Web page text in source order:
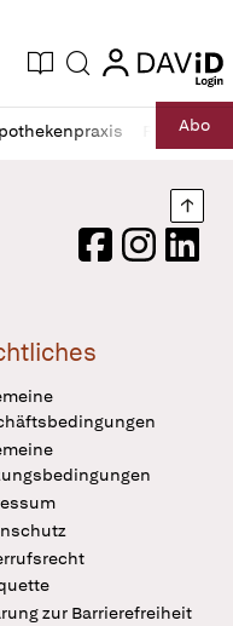
Ausgabe
Suche login
login
RechtAbo
FacebookInstagram
zur Barrierefreiheit